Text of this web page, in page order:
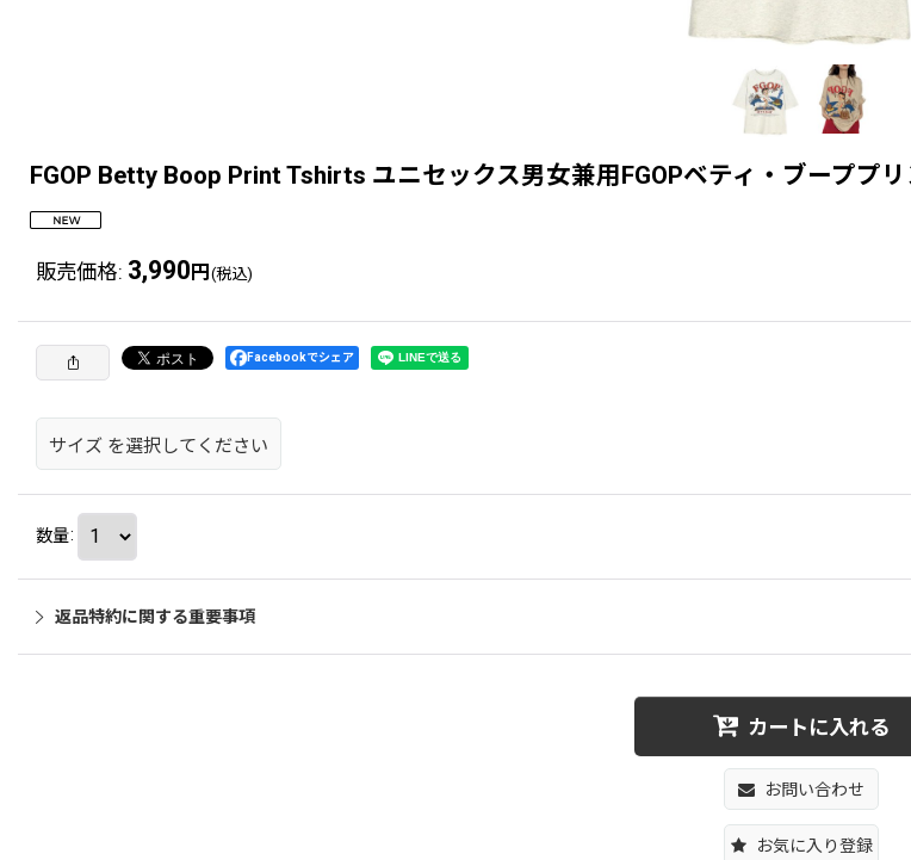
FGOP Betty Boop Print Tshirts ユニセックス男女兼用FGOPベティ・ブーププ
販売価格: 3,990 円 (税込)
Facebookでシェア
サイズ を選択してください
数量:
返品特約に関する重要事項
カートに入れる
お問い合わせ
お気に入り登録